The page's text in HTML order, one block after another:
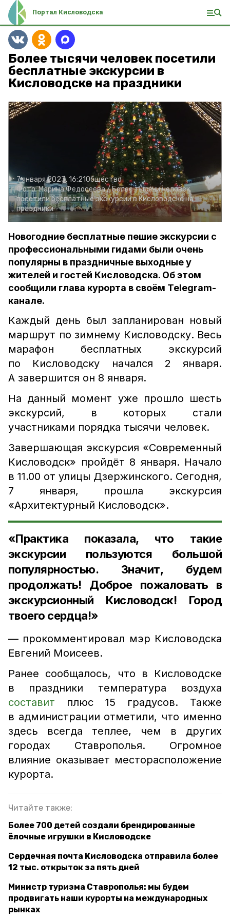
Портал Кисловодска
Более тысячи человек посетили
бесплатные экскурсии в
Кисловодске на праздники
7 января 2023, 16:21Общество
Фото:Марина Федосеева /Более тысячи человек
посетили бесплатные экскурсии в Кисловодске на
праздники
Новогодние бесплатные пешие экскурсии с
профессиональными гидами были очень
популярны в праздничные выходные у
жителей и гостей Кисловодска. Об этом
сообщили глава курорта в своём Telegram-
канале.
Каждый день был запланирован новый
маршрут по зимнему Кисловодску. Весь
марафон бесплатных экскурсий
по Кисловодску начался 2 января.
А завершится он 8 января.
На данный момент уже прошло шесть
экскурсий, в которых стали
участниками порядка тысячи человек.
Завершающая экскурсия «Современный
Кисловодск» пройдёт 8 января. Начало
в 11.00 от улицы Дзержинского. Сегодня,
7 января, прошла экскурсия
«Архитектурный Кисловодск».
«Практика показала, что такие
экскурсии пользуются большой
популярностью. Значит, будем
продолжать! Доброе пожаловать в
экскурсионный Кисловодск! Город
твоего сердца!»
— прокомментировал мэр Кисловодска
Евгений Моисеев.
Ранее сообщалось, что в Кисловодске
в праздники температура воздуха
составит плюс 15 градусов. Также
в администрации отметили, что именно
здесь всегда теплее, чем в других
городах Ставрополья. Огромное
влияние оказывает месторасположение
курорта.
Читайте также:
Более 700 детей создали брендированные
ёлочные игрушки в Кисловодске
Сердечная почта Кисловодска отправила более
12 тыс. открыток за пять дней
Министр туризма Ставрополья: мы будем
продвигать наши курорты на международных
рынках